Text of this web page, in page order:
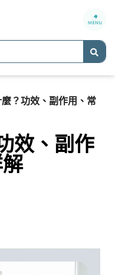
？功效、副作用、常
效、副作